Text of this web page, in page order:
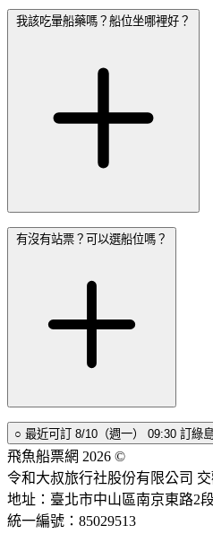
我該吃暈船藥嗎？船位坐哪裡好？
有沒有站票？可以選船位嗎？
○ 最近可訂 8/10（週一） 09:30 訂綠
飛魚船票網 2026 ©
令和大叔旅行社股份有限公司 交
地址：臺北市中山區南京東路2
統一編號：85029513